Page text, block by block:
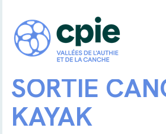
SORTIE
KAYAK